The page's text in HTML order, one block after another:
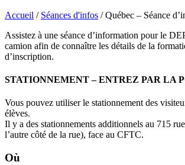
Accueil / Séances d'infos /Québec – Séance
Assistez à une séance d’information pour le
camion afin de connaître les détails de la
d’inscription.
STATIONNEMENT – ENTREZ PAR LA
Vous pouvez utiliser le stationnement des
élèves.
Il y a des stationnements additionnels au 715
l’autre côté de la rue), face au CFTC.
Où